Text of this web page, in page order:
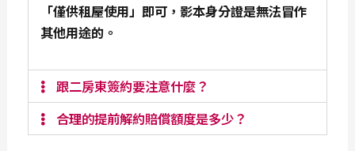
「僅供租屋使用」即可，影本身分證是無法冒作
其他用途的。
跟二房東簽約要注意什麼？
合理的提前解約賠償額度是多少？